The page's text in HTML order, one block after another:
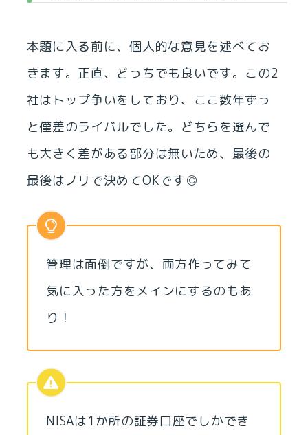
本題に入る前に、個人的な意見を述べてお
きます。正直、どっちでも良いです。この2
社はトップ争いをしており、ここ数年ずっ
と僅差のライバルでした。どちらを選んで
も大きく差がある部分は無いため、最後の
最後はノリで決めてOKです◎
管理は面倒ですが、両方作ってみて
気に入った方をメインにするのもあ
り！
NISAは1か所の証券口座でしかでき